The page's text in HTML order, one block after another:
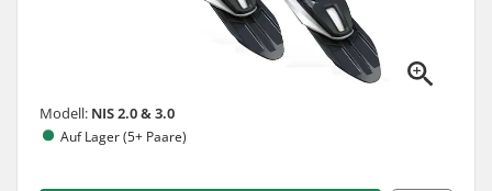
Modell: NIS 2.0 & 3.0
Auf Lager (5+ Paare)